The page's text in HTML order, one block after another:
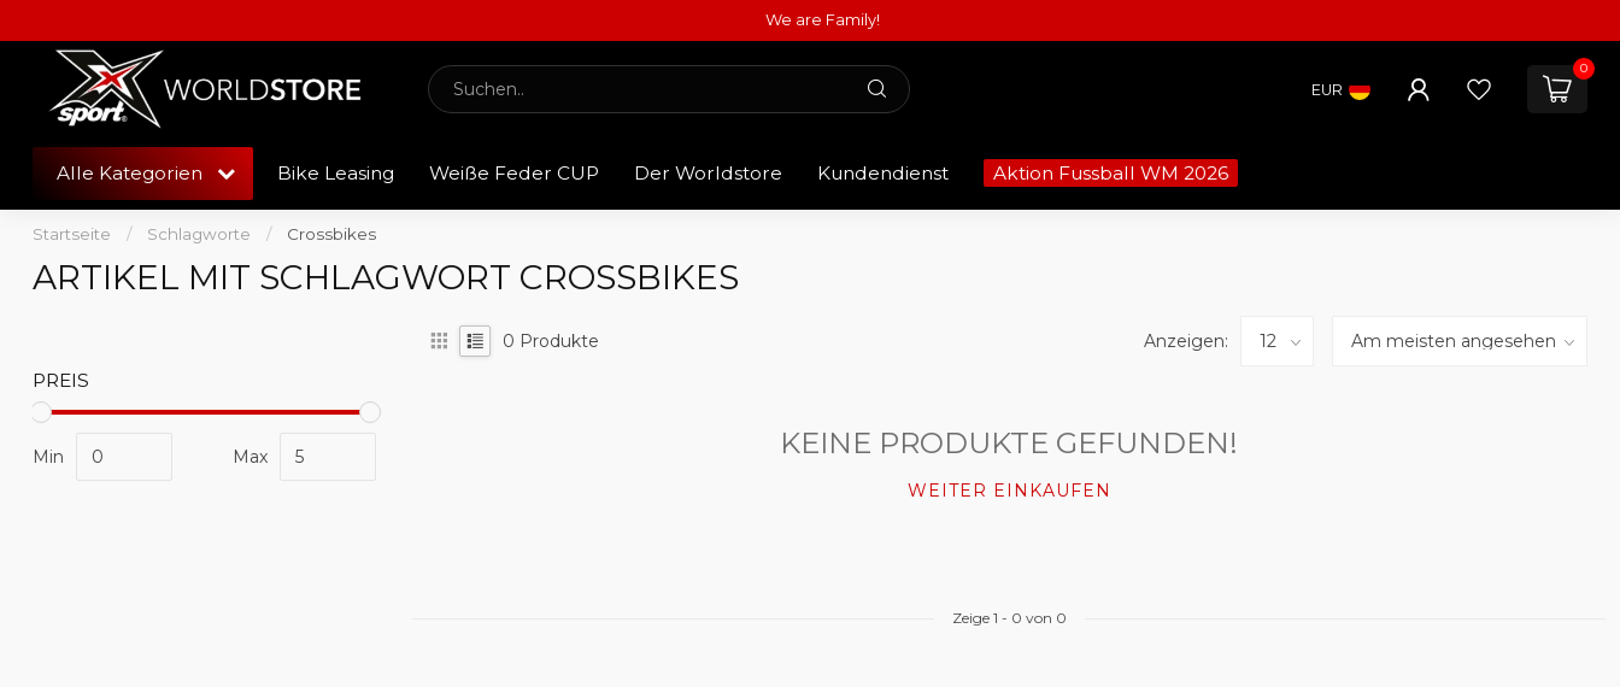
We are Family!
EUR
0
Alle Kategorien Bike Leasing Weiße Feder CUP Der Worldstore Kundendienst Aktion Fussball WM 2026
Startseite / Schlagworte / Crossbikes
ARTIKEL MIT SCHLAGWORT CROSSBIKES
PREIS
Min Max
0 Produkte Anzeigen:
KEINE PRODUKTE GEFUNDEN!
WEITER EINKAUFEN
Zeige 1 - 0 von 0